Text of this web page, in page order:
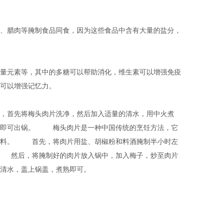
肉等腌制食品同食，因为这些食品中含有大量的盐分，
元素等，其中的多糖可以帮助消化，维生素可以增强免疫
以增强记忆力。
首先将梅头肉片洗净，然后加入适量的清水，用中火煮
即可出锅。 梅头肉片是一种中国传统的烹饪方法，它
料。 首先，将肉片用盐、胡椒粉和料酒腌制半小时左
后，将腌制好的肉片放入锅中，加入梅子，炒至肉片
量的清水，盖上锅盖，煮熟即可。